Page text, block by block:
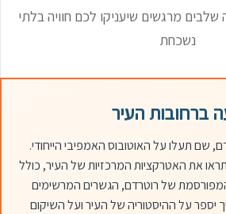
מרגשים שיעניקו לכם חוויה בלתי
נשכחת
ברחובות העיר
שם תעלו על האוטובוס האמפיבי הייחודי.
את האטרקציות המרכזיות של העיר, כולל
של רוטרדם, הגשרים המרשימים
יספר על ההיסטוריה של העיר ועל השיקום